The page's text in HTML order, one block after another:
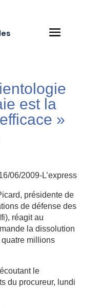
est la
»
06/2009-L’express
présidente de
de défense des
réagit au
la dissolution
millions
le
du procureur, lundi